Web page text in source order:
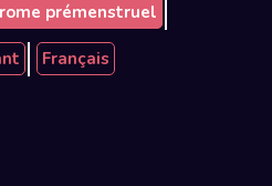
prémenstruel
Français